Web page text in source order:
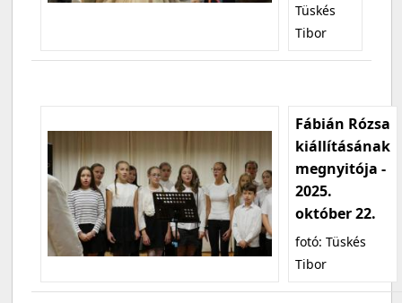
Tüskés
Tibor
Fábián Rózsa
kiállításának
megnyitója -
2025.
október 22.
fotó: Tüskés
Tibor